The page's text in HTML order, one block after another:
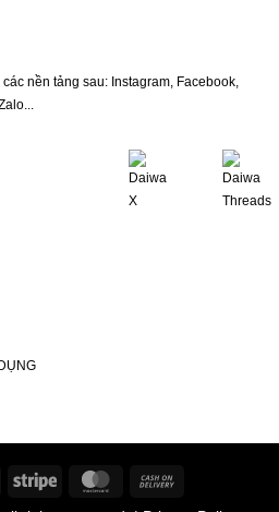
nền tảng sau: Instagram, Facebook,
Stripe MasterCard